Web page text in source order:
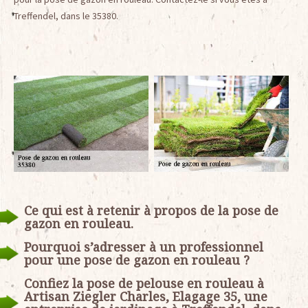
Treffendel, dans le 35380.
Ce qui est à retenir à propos de la pose de
gazon en rouleau.
Pourquoi s’adresser à un professionnel
pour une pose de gazon en rouleau ?
Confiez la pose de pelouse en rouleau à
Artisan Ziegler Charles, Elagage 35, une